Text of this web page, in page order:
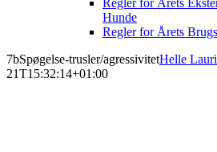
Regler for Årets
Hunde
Regler for Årets
7bSpøgelse-trusler/agressivitetHelle
21T15:32:14+01:00